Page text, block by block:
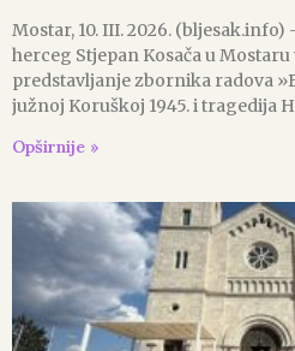
Mostar, 10. III. 2026.
herceg Stjepan Kosača u
predstavljanje zbornika radova
južnoj Koruškoj 1945. i tragedija
Opširnije »